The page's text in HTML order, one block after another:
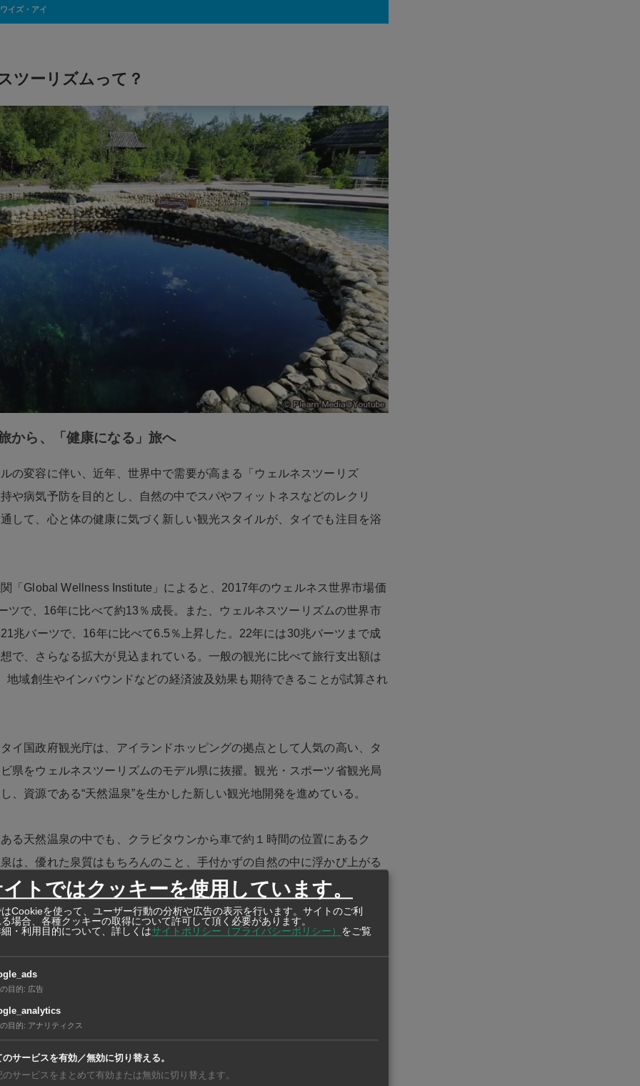
ワイズ・アイ
ツーリズムって？
から、「健康になる」旅へ
の変容に伴い、近年、世界中で需要が高まる「ウェルネスツーリズ
や病気予防を目的とし、自然の中でスパやフィットネスなどのレクリ
して、心と体の健康に気づく新しい観光スタイルが、タイでも注目を浴
「Global Wellness Institute」によると、2017年のウェルネス世界市場価
ツで、16年に比べて約13％成長。また、ウェルネスツーリズムの世界市
兆バーツで、16年に比べて6.5％上昇した。22年には30兆バーツまで成
で、さらなる拡大が見込まれている。一般の観光に比べて旅行支出額は
地域創生やインバウンドなどの経済波及効果も期待できることが試算され
イ国政府観光庁は、アイランドホッピングの拠点として人気の高い、タ
県をウェルネスツーリズムのモデル県に抜擢。観光・スポーツ省観光局
、資源である“天然温泉”を生かした新しい観光地開発を進めている。
る天然温泉の中でも、クラビタウンから車で約１時間の位置にあるク
は、優れた泉質はもちろんのこと、手付かずの自然の中に浮かび上がる
バルトブルー色をした幻想的な光景が見物だ。同県では1,500万バーツ
）の予算を投じ、“スパシティ・クローントム”なる街づくりに着手。前述
え、海と山に囲まれた自然環境での森林浴や地産地消に代表される新鮮
た食事、タイマッサージなどで、身も心もリラックスできるホリス
を目指すという。同県のアピチャイタイ観光局長は、「ウェルネスに敏
レイスとなることを期待したい。
トではクッキーを使用しています。
Cookieを使って、ユーザー行動の分析や広告の表示を行います。サイトのご利
場合、各種クッキーの取得について許可して頂く必要があります。
・利用目的について、詳しくはサイトポリシー（プライバシーポリシー） をご覧
目的: 広告
目的: アナリティクス
のサービスを有効／無効に切り替える。
のサービスをまとめて有効または無効に切り替えます。